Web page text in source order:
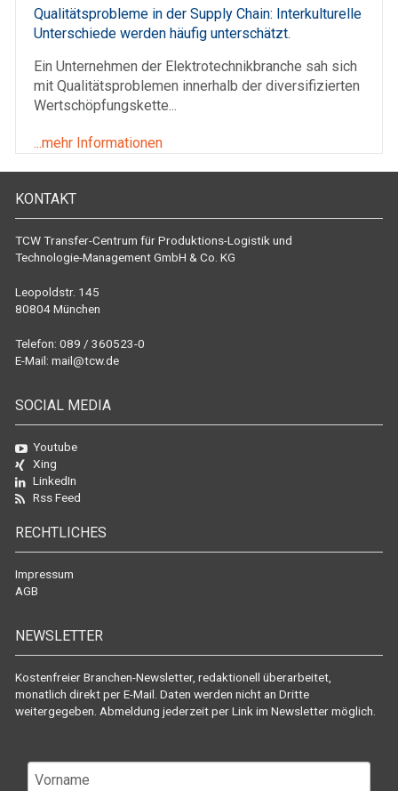
Qualitätsprobleme in der Supply Chain: Interkulturelle
Unterschiede werden häufig unterschätzt.
Ein Unternehmen der Elektrotechnikbranche sah sich
mit Qualitätsproblemen innerhalb der diversifizierten
Wertschöpfungskette...
...mehr Informationen
KONTAKT
TCW Transfer-Centrum für Produktions-Logistik und
Technologie-Management GmbH & Co. KG
Leopoldstr. 145
80804 München
Telefon: 089 / 360523-0
E-Mail: mail@tcw.de
SOCIAL MEDIA
Youtube
Xing
LinkedIn
Rss Feed
RECHTLICHES
Impressum
AGB
NEWSLETTER
Kostenfreier Branchen-Newsletter, redaktionell überarbeitet,
monatlich direkt per E-Mail. Daten werden nicht an Dritte
weitergegeben. Abmeldung jederzeit per Link im Newsletter möglich.